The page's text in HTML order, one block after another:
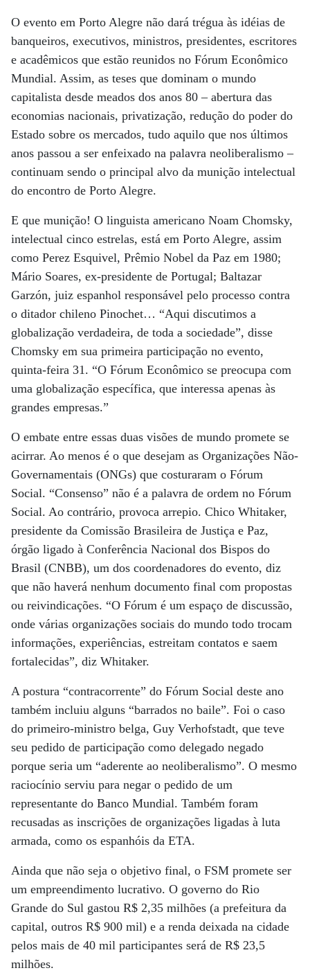
O evento em Porto Alegre não dará trégua às idéias de
banqueiros, executivos, ministros, presidentes, escritores
e acadêmicos que estão reunidos no Fórum Econômico
Mundial. Assim, as teses que dominam o mundo
capitalista desde meados dos anos 80 – abertura das
economias nacionais, privatização, redução do poder do
Estado sobre os mercados, tudo aquilo que nos últimos
anos passou a ser enfeixado na palavra neoliberalismo –
continuam sendo o principal alvo da munição intelectual
do encontro de Porto Alegre.
E que munição! O linguista americano Noam Chomsky,
intelectual cinco estrelas, está em Porto Alegre, assim
como Perez Esquivel, Prêmio Nobel da Paz em 1980;
Mário Soares, ex-presidente de Portugal; Baltazar
Garzón, juiz espanhol responsável pelo processo contra
o ditador chileno Pinochet… “Aqui discutimos a
globalização verdadeira, de toda a sociedade”, disse
Chomsky em sua primeira participação no evento,
quinta-feira 31. “O Fórum Econômico se preocupa com
uma globalização específica, que interessa apenas às
grandes empresas.”
O embate entre essas duas visões de mundo promete se
acirrar. Ao menos é o que desejam as Organizações Não-
Governamentais (ONGs) que costuraram o Fórum
Social. “Consenso” não é a palavra de ordem no Fórum
Social. Ao contrário, provoca arrepio. Chico Whitaker,
presidente da Comissão Brasileira de Justiça e Paz,
órgão ligado à Conferência Nacional dos Bispos do
Brasil (CNBB), um dos coordenadores do evento, diz
que não haverá nenhum documento final com propostas
ou reivindicações. “O Fórum é um espaço de discussão,
onde várias organizações sociais do mundo todo trocam
informações, experiências, estreitam contatos e saem
fortalecidas”, diz Whitaker.
A postura “contracorrente” do Fórum Social deste ano
também incluiu alguns “barrados no baile”. Foi o caso
do primeiro-ministro belga, Guy Verhofstadt, que teve
seu pedido de participação como delegado negado
porque seria um “aderente ao neoliberalismo”. O mesmo
raciocínio serviu para negar o pedido de um
representante do Banco Mundial. Também foram
recusadas as inscrições de organizações ligadas à luta
armada, como os espanhóis da ETA.
Ainda que não seja o objetivo final, o FSM promete ser
um empreendimento lucrativo. O governo do Rio
Grande do Sul gastou R$ 2,35 milhões (a prefeitura da
capital, outros R$ 900 mil) e a renda deixada na cidade
pelos mais de 40 mil participantes será de R$ 23,5
milhões.